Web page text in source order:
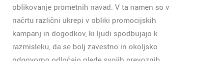
oblikovanje prometnih navad. V ta namen so v
načrtu različni ukrepi v obliki promocijskih
kampanj in dogodkov, ki ljudi spodbujajo k
razmisleku, da se bolj zavestno in okoljsko